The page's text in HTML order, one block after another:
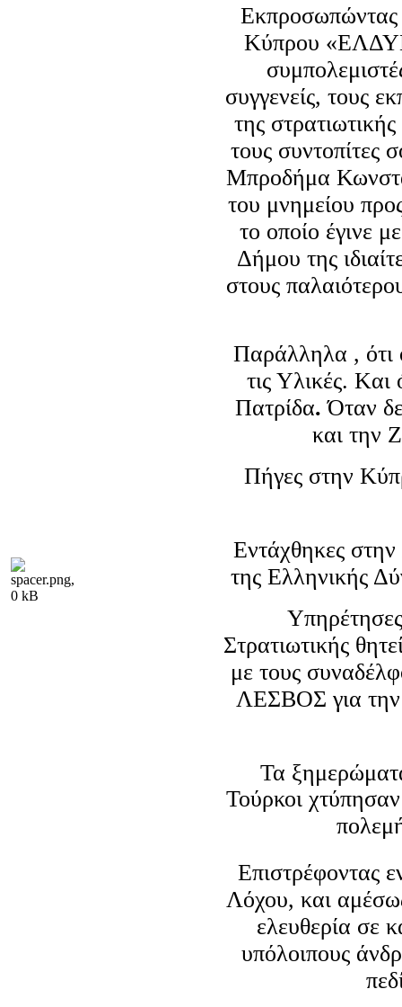
Εκπροσωπώντας
Κύπρου «ΕΛΔΥΚ
συγγενείς, τους
της
τους συντοπίτες
Μπροδήμα
του μνημείου
το οποίο έγινε
Δήμου της
στους
Παράλληλα , ότι
τις Υλικές. Kαι
Πατρίδα.Όταν
και την
Πήγες στην
Εντάχθηκες
της Ελληνικής
Στρατιωτικής
με τους
ΛΕΣΒΟΣ για την
Τα
Τούρκοι
Επιστρέφοντας
Λόχου, και
ελευθερία σε
υπόλοιπους